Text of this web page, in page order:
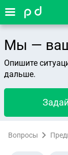
Мы — ваш
Опишите
дальше.
Вопросы